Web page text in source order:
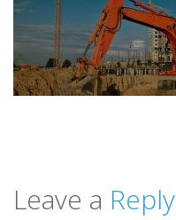
Leave a Reply